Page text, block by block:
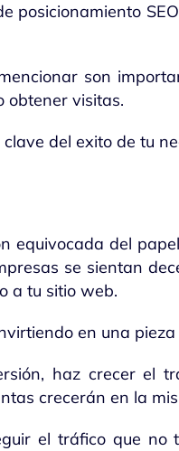
posicionamiento
son
obtener visitas.
del exito de tu
equivocada del
se sientan
a tu sitio web.
en una
haz crecer el
crecerán en la
el tráfico que